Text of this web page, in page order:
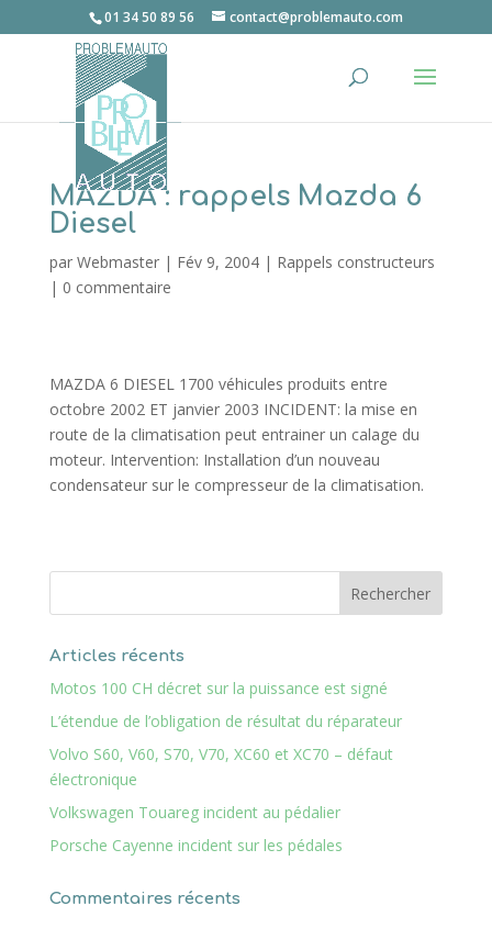
01 34 50 89 56 contact@problemauto.com
MAZDA : rappels Mazda 6
Diesel
par Webmaster| Fév 9, 2004| Rappels constructeurs
| 0 commentaire
MAZDA 6 DIESEL 1700 véhicules produits entre
octobre 2002 ET janvier 2003 INCIDENT: la mise en
route de la climatisation peut entrainer un calage du
moteur. Intervention: Installation d’un nouveau
condensateur sur le compresseur de la climatisation.
Articles récents
Motos 100 CH décret sur la puissance est signé
L’étendue de l’obligation de résultat du réparateur
Volvo S60, V60, S70, V70, XC60 et XC70 – défaut
électronique
Volkswagen Touareg incident au pédalier
Porsche Cayenne incident sur les pédales
Commentaires récents